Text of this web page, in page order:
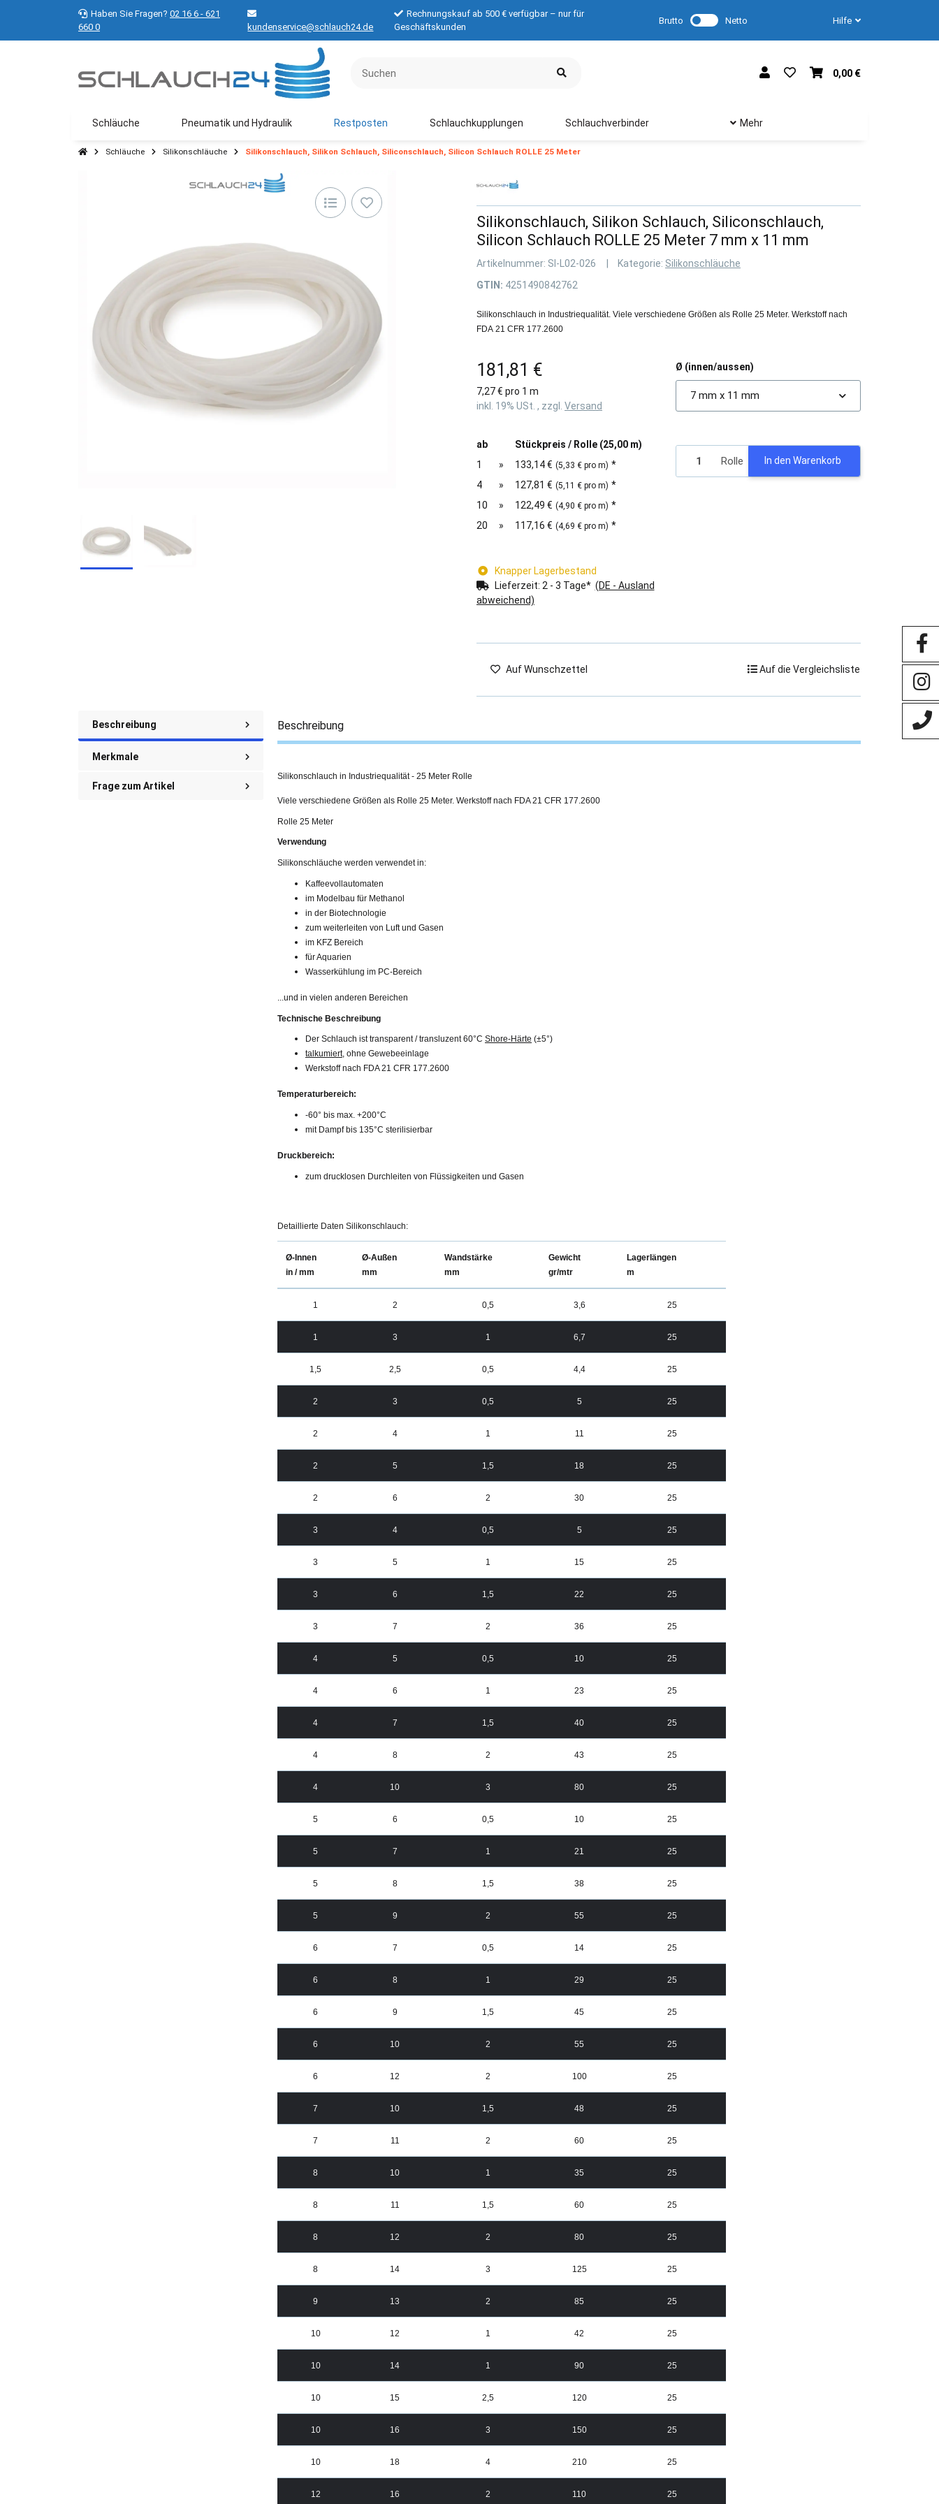
Haben Sie Fragen? 02 16 6 - 621
660 0
kundenservice@schlauch24.de
Rechnungskauf ab 500 € verfügbar – nur für
Geschäftskunden
Brutto Netto Hilfe
0,00 €
Schläuche Pneumatik und Hydraulik Restposten Schlauchkupplungen Schlauchverbinder Mehr
Schläuche Silikonschläuche Silikonschlauch, Silikon Schlauch, Siliconschlauch, Silicon Schlauch ROLLE 25 Meter
Silikonschlauch, Silikon Schlauch, Siliconschlauch,
Silicon Schlauch ROLLE 25 Meter 7 mm x 11 mm
Artikelnummer: SI-L02-026 Kategorie: Silikonschläuche
GTIN: 4251490842762
Silikonschlauch in Industriequalität. Viele verschiedene Größen als Rolle 25 Meter. Werkstoff nach
FDA 21 CFR 177.2600
181,81 €
7,27 € pro 1 m
inkl. 19% USt. , zzgl. Versand
ab
Stückpreis / Rolle (25,00 m)
1
» 133,14 € (5,33 € pro m) *
4
» 127,81 € (5,11 € pro m) *
10
» 122,49 € (4,90 € pro m) *
20
» 117,16 € (4,69 € pro m) *
Knapper Lagerbestand
Lieferzeit: 2 - 3 Tage* (DE - Ausland
abweichend)
Ø (innen/aussen)
7 mm x 11 mm
Rolle In den Warenkorb
Auf Wunschzettel Auf die Vergleichsliste
Beschreibung
Merkmale
Frage zum Artikel
Beschreibung
Silikonschlauch in Industriequalität - 25 Meter Rolle
Viele verschiedene Größen als Rolle 25 Meter. Werkstoff nach FDA 21 CFR 177.2600
Rolle 25 Meter
Verwendung
Silikonschläuche werden verwendet in:
Kaffeevollautomaten
im Modelbau für Methanol
in der Biotechnologie
zum weiterleiten von Luft und Gasen
im KFZ Bereich
für Aquarien
Wasserkühlung im PC-Bereich
...und in vielen anderen Bereichen
Technische Beschreibung
Der Schlauch ist transparent / transluzent 60°C Shore-Härte (±5°)
talkumiert, ohne Gewebeeinlage
Werkstoff nach FDA 21 CFR 177.2600
Temperaturbereich:
-60° bis max. +200°C
mit Dampf bis 135°C sterilisierbar
Druckbereich:
zum drucklosen Durchleiten von Flüssigkeiten und Gasen
Detaillierte Daten Silikonschlauch:
Ø-Innen
in / mm
Ø-Außen
mm
Wandstärke
mm
Gewicht
gr/mtr
Lagerlängen
m
1 2 0,5 3,6 25
1 3 1 6,7 25
1,5 2,5 0,5 4,4 25
2 3 0,5 5 25
2 4 1 11 25
2 5 1,5 18 25
2 6 2 30 25
3 4 0,5 5 25
3 5 1 15 25
3 6 1,5 22 25
3 7 2 36 25
4 5 0,5 10 25
4 6 1 23 25
4 7 1,5 40 25
4 8 2 43 25
4 10 3 80 25
5 6 0,5 10 25
5 7 1 21 25
5 8 1,5 38 25
5 9 2 55 25
6 7 0,5 14 25
6 8 1 29 25
6 9 1,5 45 25
6 10 2 55 25
6 12 2 100 25
7 10 1,5 48 25
7 11 2 60 25
8 10 1 35 25
8 11 1,5 60 25
8 12 2 80 25
8 14 3 125 25
9 13 2 85 25
10 12 1 42 25
10 14 1 90 25
10 15 2,5 120 25
10 16 3 150 25
10 18 4 210 25
12 16 2 110 25